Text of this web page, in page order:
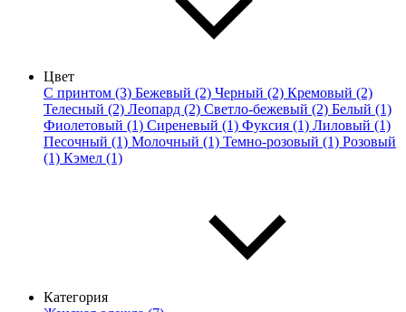
Цвет
С принтом (3) Бежевый (2) Черный (2) Кремовый (2)
Телесный (2) Леопард (2) Светло-бежевый (2) Белый (1)
Фиолетовый (1) Сиреневый (1) Фуксия (1) Лиловый (1)
Песочный (1) Молочный (1) Темно-розовый (1) Розовый
(1) Кэмел (1)
Категория